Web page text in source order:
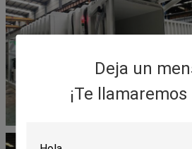
Deja un
¡Te